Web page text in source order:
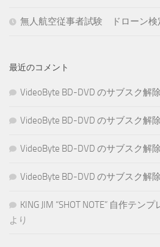
無人航空従事者試験 ドローン
最近のコメント
VideoByte BD-DVD のサブスク解
VideoByte BD-DVD のサブスク解
VideoByte BD-DVD のサブスク解
VideoByte BD-DVD のサブスク解
KING JIM “SHOT NOTE” 自作テン
より